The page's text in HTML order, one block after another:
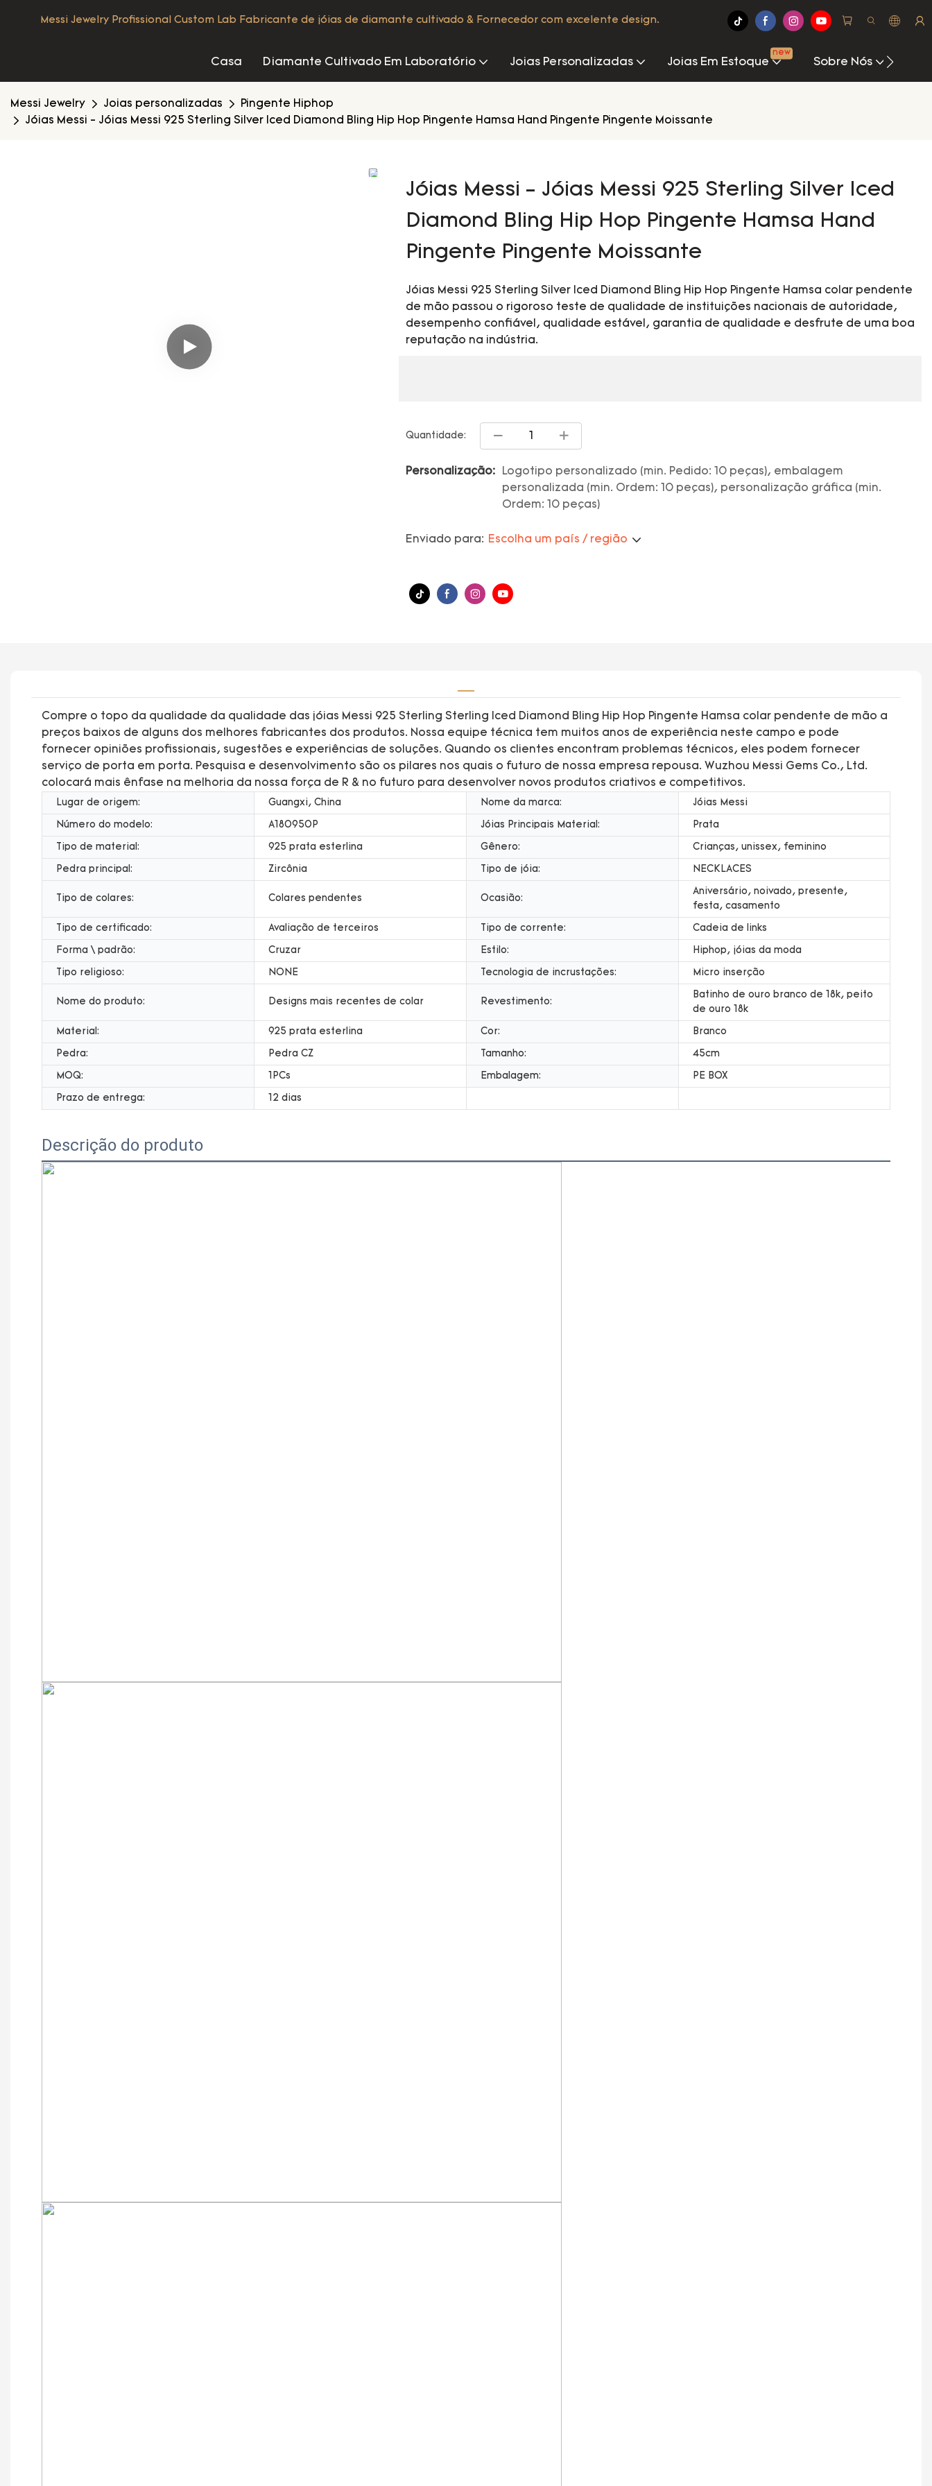
Messi Jewelry Profissional Custom Lab Fabricante de jóias de diamante cultivado & Fornecedor com excelente design.
Casa Diamante Cultivado Em Laboratório Joias Personalizadas Joias Em Estoque
new
Sobre Nós
Messi Jewelry Joias personalizadas
Pingente Hiphop
Jóias Messi - Jóias Messi 925 Sterling Silver Iced Diamond Bling Hip Hop Pingente Hamsa Hand Pingente Pingente Moissante
Jóias Messi - Jóias Messi 925 Sterling Silver Iced
Diamond Bling Hip Hop Pingente Hamsa Hand
Pingente Pingente Moissante
Jóias Messi 925 Sterling Silver Iced Diamond Bling Hip Hop Pingente Hamsa colar pendente
de mão passou o rigoroso teste de qualidade de instituições nacionais de autoridade,
desempenho confiável, qualidade estável, garantia de qualidade e desfrute de uma boa
reputação na indústria.
Quantidade:
Personalização:
Logotipo personalizado (min. Pedido: 10 peças), embalagem
personalizada (min. Ordem: 10 peças), personalização gráfica (min.
Ordem: 10 peças)
Enviado para: Escolha um país / região
Compre o topo da qualidade da qualidade das jóias Messi 925 Sterling Sterling Iced Diamond Bling Hip Hop Pingente Hamsa colar pendente de mão a
preços baixos de alguns dos melhores fabricantes dos produtos. Nossa equipe técnica tem muitos anos de experiência neste campo e pode
fornecer opiniões profissionais, sugestões e experiências de soluções. Quando os clientes encontram problemas técnicos, eles podem fornecer
serviço de porta em porta. Pesquisa e desenvolvimento são os pilares nos quais o futuro de nossa empresa repousa. Wuzhou Messi Gems Co., Ltd.
colocará mais ênfase na melhoria da nossa força de R & no futuro para desenvolver novos produtos criativos e competitivos.
Lugar de origem: Guangxi, China Nome da marca: Jóias Messi
Número do modelo: A180950P Jóias Principais Material: Prata
Tipo de material: 925 prata esterlina Gênero: Crianças, unissex, feminino
Pedra principal: Zircônia Tipo de jóia: NECKLACES
Tipo de colares: Colares pendentes Ocasião:
Aniversário, noivado, presente,
festa, casamento
Tipo de certificado: Avaliação de terceiros Tipo de corrente: Cadeia de links
Forma \ padrão: Cruzar Estilo: Hiphop, jóias da moda
Tipo religioso: NONE Tecnologia de incrustações: Micro inserção
Nome do produto: Designs mais recentes de colar Revestimento:
Batinho de ouro branco de 18k, peito
de ouro 18k
Material: 925 prata esterlina Cor: Branco
Pedra: Pedra CZ Tamanho: 45cm
MOQ: 1PCs Embalagem: PE BOX
Prazo de entrega: 12 dias
Descrição do produto